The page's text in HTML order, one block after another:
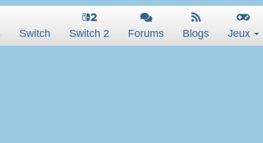
Switch Switch 2 Forums Blogs Jeux